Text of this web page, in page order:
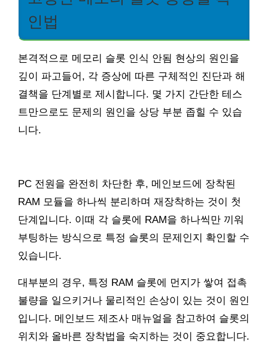
인법
본격적으로 메모리 슬롯 인식 안됨 현상의 원인을
깊이 파고들어, 각 증상에 따른 구체적인 진단과 해
결책을 단계별로 제시합니다. 몇 가지 간단한 테스
트만으로도 문제의 원인을 상당 부분 좁힐 수 있습
니다.
PC 전원을 완전히 차단한 후, 메인보드에 장착된
RAM 모듈을 하나씩 분리하며 재장착하는 것이 첫
단계입니다. 이때 각 슬롯에 RAM을 하나씩만 끼워
부팅하는 방식으로 특정 슬롯의 문제인지 확인할 수
있습니다.
대부분의 경우, 특정 RAM 슬롯에 먼지가 쌓여 접촉
불량을 일으키거나 물리적인 손상이 있는 것이 원인
입니다. 메인보드 제조사 매뉴얼을 참고하여 슬롯의
위치와 올바른 장착법을 숙지하는 것이 중요합니다.